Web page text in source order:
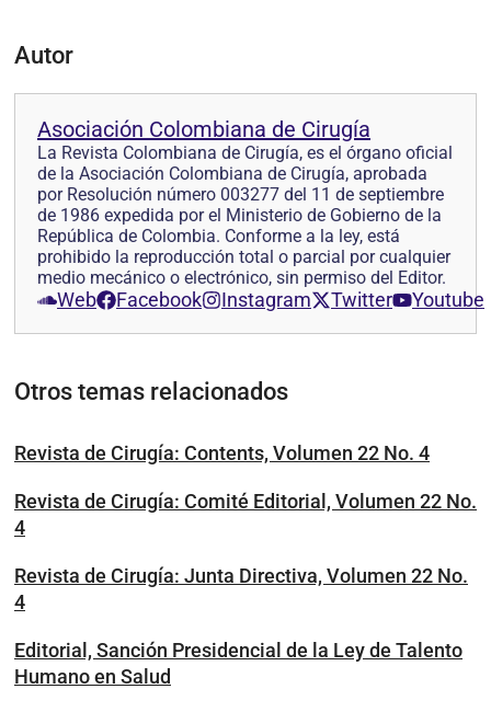
Autor
Asociación Colombiana de Cirugía
La Revista Colombiana de Cirugía, es el órgano oficial
de la Asociación Colombiana de Cirugía, aprobada
por Resolución número 003277 del 11 de septiembre
de 1986 expedida por el Ministerio de Gobierno de la
República de Colombia. Conforme a la ley, está
prohibido la reproducción total o parcial por cualquier
medio mecánico o electrónico, sin permiso del Editor.
Web Facebook Instagram Twitter Youtube
Otros temas relacionados
Revista de Cirugía: Contents, Volumen 22 No. 4
Revista de Cirugía: Comité Editorial, Volumen 22 No.
4
Revista de Cirugía: Junta Directiva, Volumen 22 No.
4
Editorial, Sanción Presidencial de la Ley de Talento
Humano en Salud